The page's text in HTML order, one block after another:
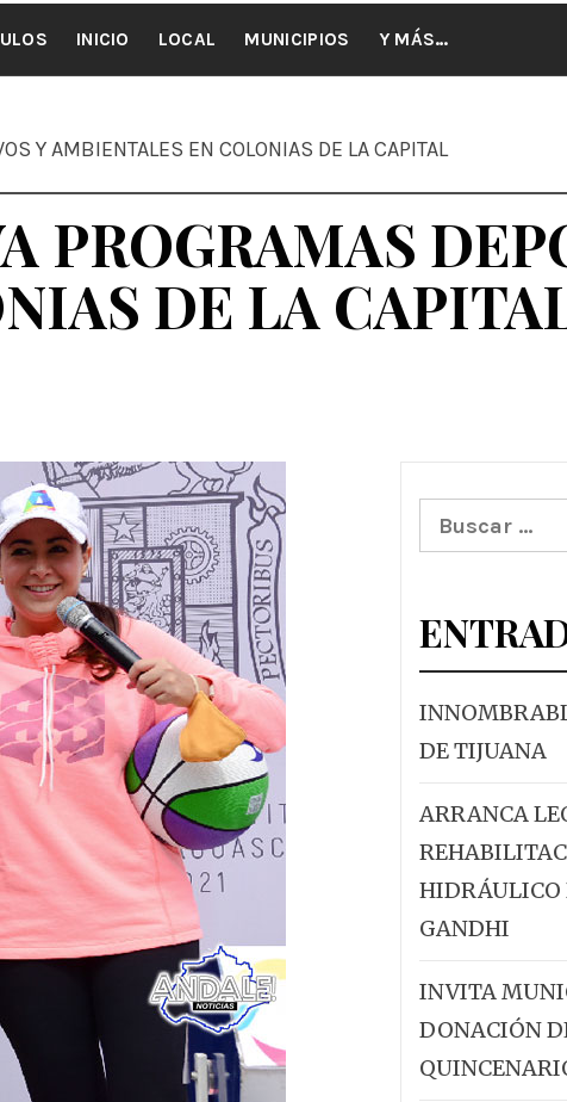
INICIO LOCAL MUNICIPIOS Y MÁS…
Y AMBIENTALES EN COLONIAS DE LA CAPITAL
PROGRAMAS
DE LA
Buscar:
DE TIJUANA
ARRANCA
HIDRÁULICO
GANDHI
INVITA
DONACIÓN